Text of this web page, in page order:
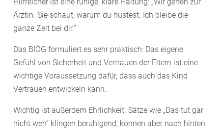
Ärztin. Sie schaut, warum du hustest. Ich bleibe die
ganze Zeit bei dir.“
Das BIÖG formuliert es sehr praktisch: Das eigene
Gefühl von Sicherheit und Vertrauen der Eltern ist eine
wichtige Voraussetzung dafür, dass auch das Kind
Vertrauen entwickeln kann.
Wichtig ist außerdem Ehrlichkeit. Sätze wie „Das tut gar
nicht weh“ klingen beruhigend, können aber nach hinten